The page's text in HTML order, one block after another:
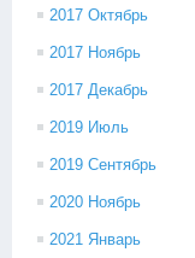
2017 Октябрь
2017 Ноябрь
2017 Декабрь
2019 Июль
2019 Сентябрь
2020 Ноябрь
2021 Январь